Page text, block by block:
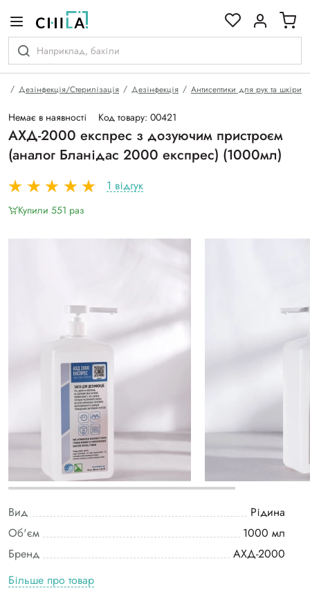
Дезінфекція/Стерилізація Дезінфекція Антисептики для рук та шкіри
Немає в наявності Код товару: 00421
АХД-2000 експрес з дозуючим пристроєм
(аналог Бланідас 2000 експрес) (1000мл)
1 відгук
Купили 551 раз
Вид
Рідина
Об'єм
1000 мл
Бренд
АХД-2000
Більше про товар
гамі